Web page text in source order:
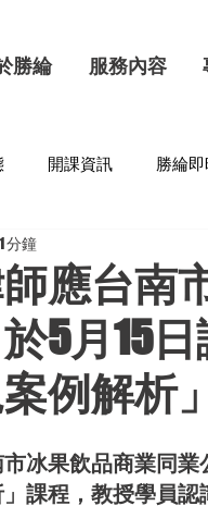
勝綸 服務內容
開課資訊 勝綸
應台南
5月15
例解析
分鐘
冰果飲品商業同
課程，教授學員